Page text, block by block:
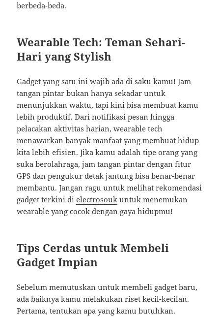
berbeda-beda.
Wearable Tech: Teman Sehari-
Hari yang Stylish
Gadget yang satu ini wajib ada di saku kamu! Jam
tangan pintar bukan hanya sekadar untuk
menunjukkan waktu, tapi kini bisa membuat kamu
lebih produktif. Dari notifikasi pesan hingga
pelacakan aktivitas harian, wearable tech
menawarkan banyak manfaat yang membuat hidup
kita lebih efisien. Jika kamu adalah tipe orang yang
suka berolahraga, jam tangan pintar dengan fitur
GPS dan pengukur detak jantung bisa benar-benar
membantu. Jangan ragu untuk melihat rekomendasi
gadget terkini dielectrosouk untuk menemukan
wearable yang cocok dengan gaya hidupmu!
Tips Cerdas untuk Membeli
Gadget Impian
Sebelum memutuskan untuk membeli gadget baru,
ada baiknya kamu melakukan riset kecil-kecilan.
Pertama, tentukan apa yang kamu butuhkan.